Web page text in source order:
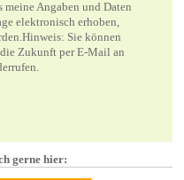
meine Angaben und Daten
elektronisch erhoben,
Sie können
Zukunft per E-Mail an
gerne hier: